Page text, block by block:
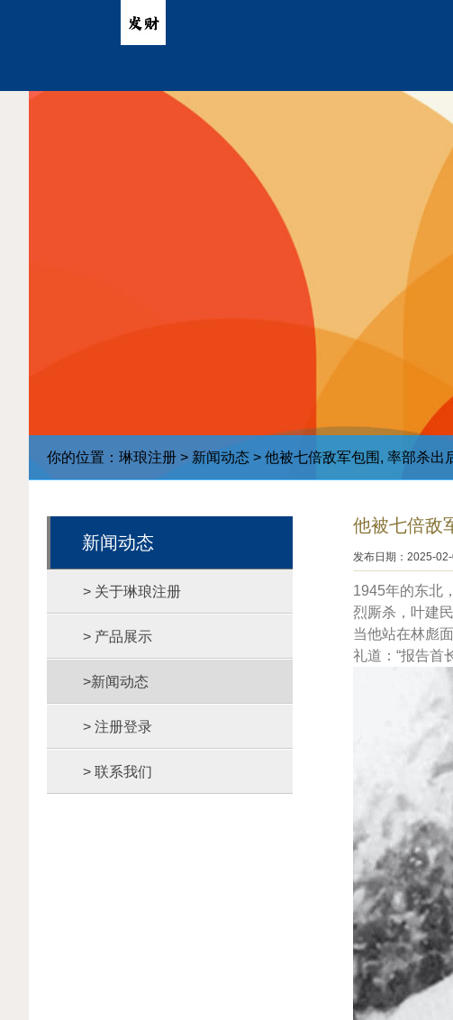
你的位置： 琳琅注册 > 新闻动态 > 他被七倍敌军包围, 率部杀出
新闻动态
> 关于琳琅注册
> 产品展示
>新闻动态
> 注册登录
> 联系我们
他被七倍敌
发布日期：2025-
1945年的东北
烈厮杀，叶建
当他站在林彪
礼道：“报告首